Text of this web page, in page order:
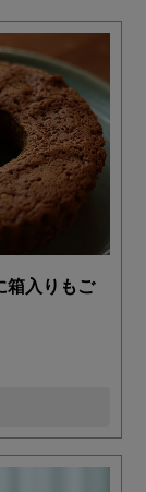
箱入りもご